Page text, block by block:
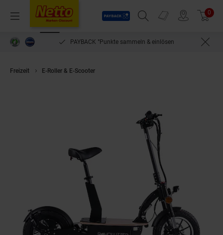
Menü
Payback
Suchfeld einblenden
Prospekte 0
PAYBACK °Punkte sammeln & einlösen
Freizeit E-Roller & E-Scooter